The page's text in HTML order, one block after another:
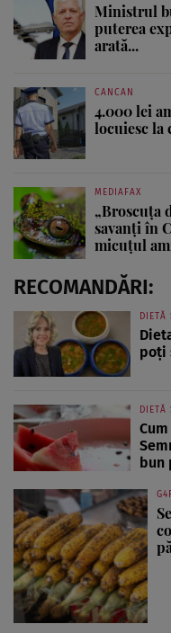
Ministrul
puterea
arată...
CANCAN
4.000 lei
locuiesc la
MEDIAFAX
„Broscuța
savanți în
micuțul
RECOMANDĂRI:
DIETĂ
poți
DIETĂ
bun